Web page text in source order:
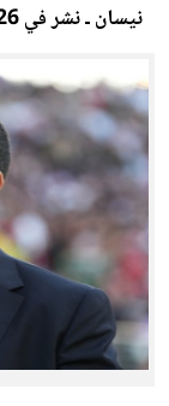
نيسان ـ نشر في 2026-07-05 الساعة 21:24